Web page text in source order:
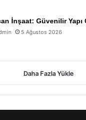
İnşaat: Güvenilir Yapı
5 Ağustos 2026
Daha Fazla Yükle